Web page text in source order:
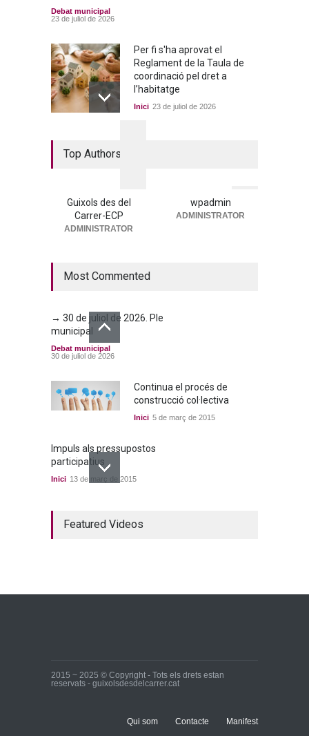
Debat municipal
23 de juliol de 2026
Per fi s'ha aprovat el
Reglament de la Taula de
coordinació pel dret a
l’habitatge
Inici 23 de juliol de 2026
→ 25 de juny de 2026. Ple
Top Authors
Guixols des del
Carrer-ECP
ADMINISTRATOR
wpadmin
ADMINISTRATOR
Most Commented
→ 30 de juliol de 2026. Ple
municipal
Debat municipal
30 de juliol de 2026
Continua el procés de
construcció col·lectiva
Inici 5 de març de 2015
Impuls als pressupostos
participatius
Inici 13 de març de 2015
bandes
Featured Videos
2015 ~ 2025 © Copyright - Tots els drets estan
reservats - guixolsdesdelcarrer.cat
Qui som Contacte Manifest